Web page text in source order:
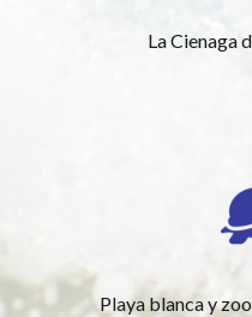
La Cienaga
Playa blanca y